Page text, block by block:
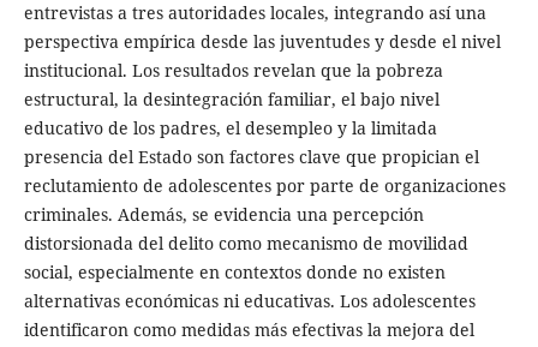
entrevistas a tres autoridades locales, integrando así una
perspectiva empírica desde las juventudes y desde el nivel
institucional. Los resultados revelan que la pobreza
estructural, la desintegración familiar, el bajo nivel
educativo de los padres, el desempleo y la limitada
presencia del Estado son factores clave que propician el
reclutamiento de adolescentes por parte de organizaciones
criminales. Además, se evidencia una percepción
distorsionada del delito como mecanismo de movilidad
social, especialmente en contextos donde no existen
alternativas económicas ni educativas. Los adolescentes
identificaron como medidas más efectivas la mejora del